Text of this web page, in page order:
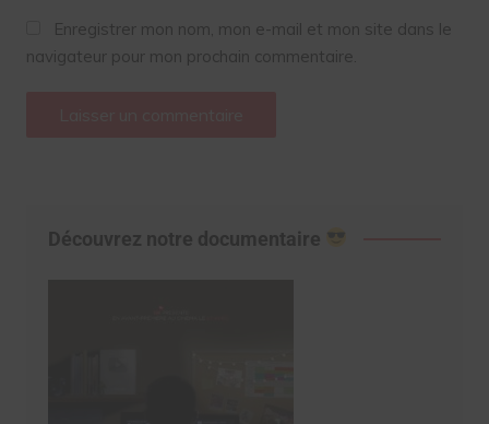
Enregistrer mon nom, mon e-mail et mon site dans le
navigateur pour mon prochain commentaire.
Découvrez notre documentaire